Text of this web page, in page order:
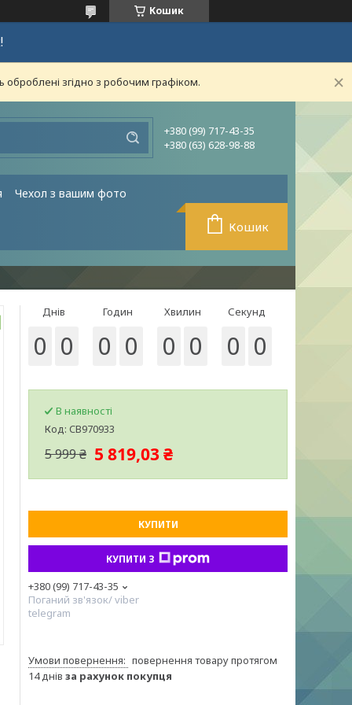
Кошик
згідно з робочим графіком.
+380 (99) 717-43-35
+380 (63) 628-98-88
Чехол з вашим фото
Кошик
Днів
0 0
Годин
0 0
Хвилин
0 0
Секунд
0 0
В наявності
Код: CB970933
5 999 ₴ 5 819,03 ₴
КУПИТИ
КУПИТИ З
+380 (99) 717-43-35
Поганий зв'язок/ viber
telegram
повернення товару протягом
14 днів за рахунок покупця